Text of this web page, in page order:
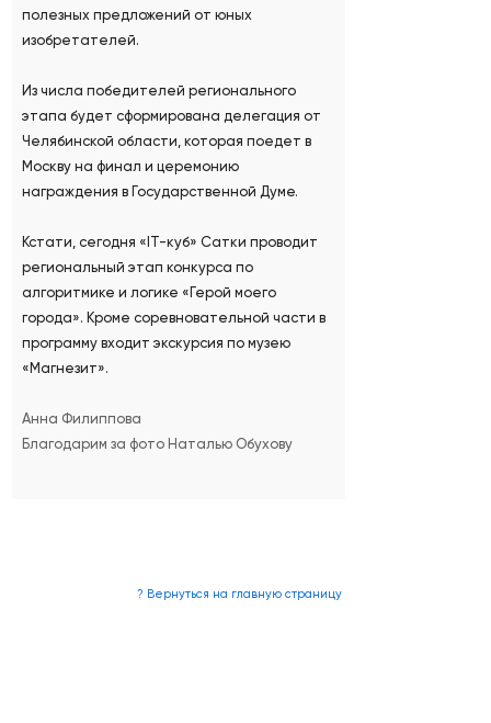
полезных предложений от юных
изобретателей.
Из числа победителей регионального
этапа будет сформирована делегация от
Челябинской области, которая поедет в
Москву на финал и церемонию
награждения в Государственной Думе.
Кстати, сегодня «IT-куб» Сатки проводит
региональный этап конкурса по
алгоритмике и логике «Герой моего
города». Кроме соревновательной части в
программу входит экскурсия по музею
«Магнезит».
Анна Филиппова
Благодарим за фото Наталью Обухову
? Вернуться на главную страницу